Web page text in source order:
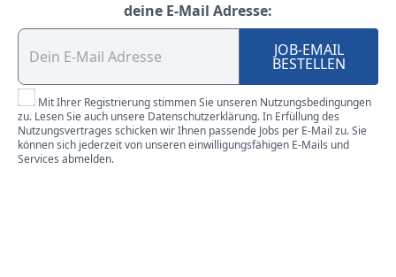
deine E-Mail Adresse:
JOB-EMAIL
BESTELLEN
Mit Ihrer Registrierung stimmen Sie unseren Nutzungsbedingungen
zu. Lesen Sie auch unsere Datenschutzerklärung. In Erfüllung des
Nutzungsvertrages schicken wir Ihnen passende Jobs per E-Mail zu. Sie
können sich jederzeit von unseren einwilligungsfähigen E-Mails und
Services abmelden.